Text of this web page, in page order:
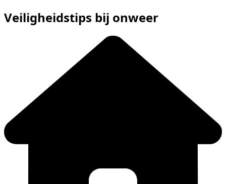
Veiligheidstips bij onweer